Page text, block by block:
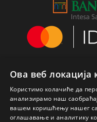
Ова веб локација
Користимо колачиће да
анализирамо наш
вашем коришћењу нашег
оглашавање и аналитику